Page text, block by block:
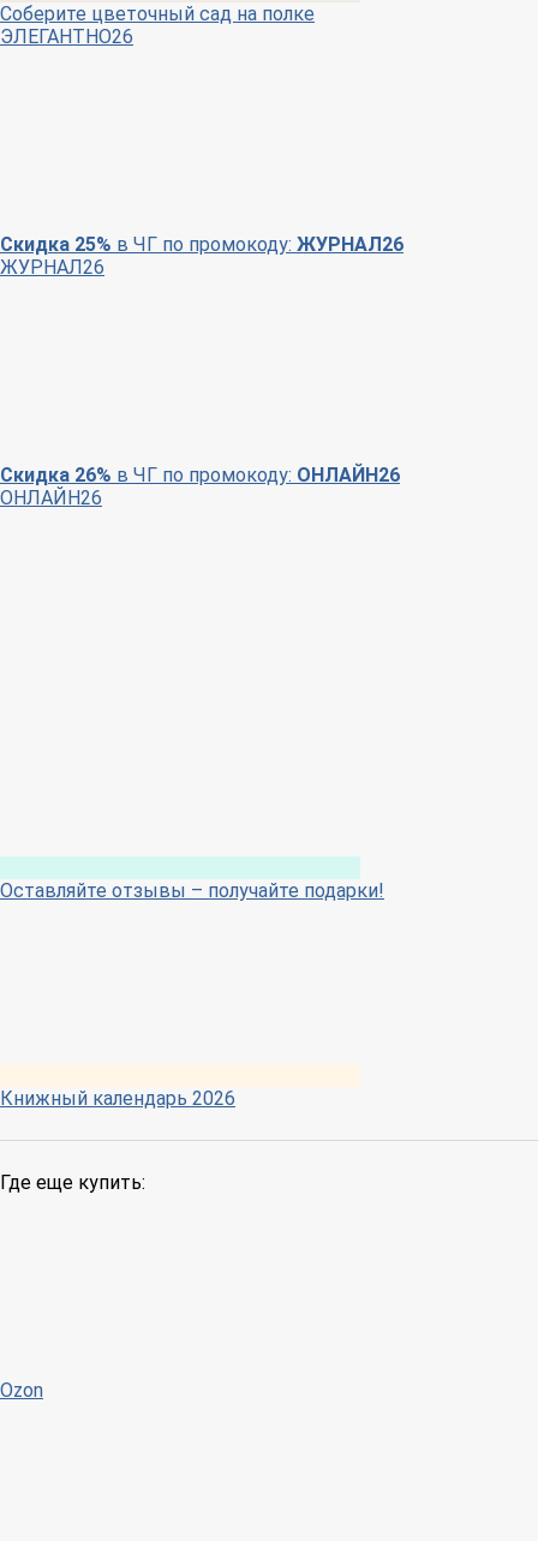
Соберите цветочный сад на полке
ЭЛЕГАНТНО26
Скидка 25% в ЧГ по промокоду: ЖУРНАЛ26
ЖУРНАЛ26
Скидка 26% в ЧГ по промокоду: ОНЛАЙН26
ОНЛАЙН26
Оставляйте отзывы – получайте подарки!
Книжный календарь 2026
Где еще купить:
Ozon